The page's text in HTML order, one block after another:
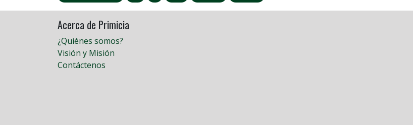
Acerca de Primicia
¿Quiénes somos?
Visión y Misión
Contáctenos